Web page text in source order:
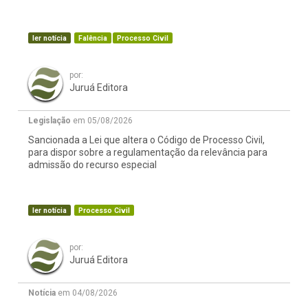
ler notícia Falência Processo Civil
por:
Juruá Editora
Legislação em 05/08/2026
Sancionada a Lei que altera o Código de Processo Civil,
para dispor sobre a regulamentação da relevância para
admissão do recurso especial
ler notícia Processo Civil
por:
Juruá Editora
Notícia em 04/08/2026